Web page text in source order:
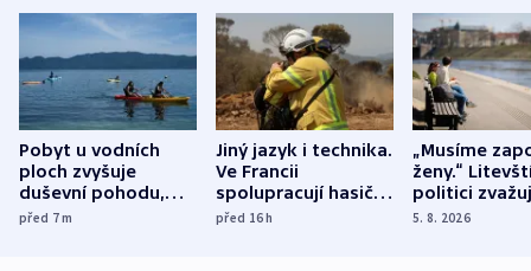
Pobyt u vodních
ploch zvyšuje
duševní pohodu,
ukázala
před 7m
Jiný jazyk i technika.
Ve Francii
spolupracují hasiči z
různých zemí
před 16h
„Musíme
ženy.“
politici
dohodu o
5. 8. 2026